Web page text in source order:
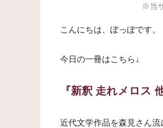
※当
こんにちは、ぽっぽです。
今日の一冊はこちら↓
『新釈 走れメロス
近代文学作品を森見さん